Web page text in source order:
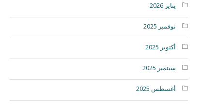
يناير 2026
نوفمبر 2025
أكتوبر 2025
سبتمبر 2025
أغسطس 2025